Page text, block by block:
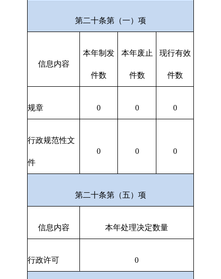
第二十条第（一）项
信息内容
本年制发
件数
本年废止
件数
现行有效
件数
规章 0 0 0
行政规范性文
件
0 0 0
第二十条第（五）项
信息内容 本年处理决定数量
行政许可 0